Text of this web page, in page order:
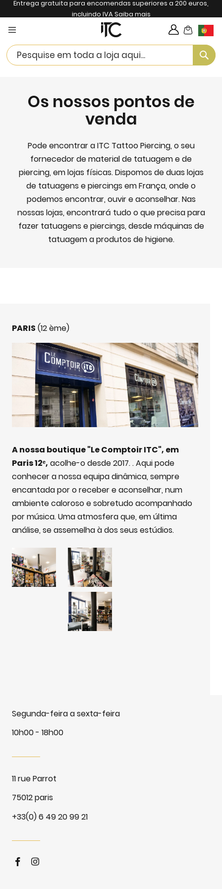
Entrega gratuita para encomendas superiores a 200 euros,
incluindo IVASaiba mais
My Cart
Os nossos pontos de
venda
Pode encontrar a ITC Tattoo Piercing, o seu
fornecedor de material de tatuagem e de
piercing, em lojas físicas. Dispomos de duas lojas
de tatuagens e piercings em França, onde o
podemos encontrar, ouvir e aconselhar. Nas
nossas lojas, encontrará tudo o que precisa para
fazer tatuagens e piercings, desde máquinas de
tatuagem a produtos de higiene.
PARIS (12 ème)
A nossa boutique "Le Comptoir ITC", em
Paris 12ᵉ, acolhe-o desde 2017. . Aqui pode
conhecer a nossa equipa dinâmica, sempre
encantada por o receber e aconselhar, num
ambiente caloroso e sobretudo acompanhado
por música. Uma atmosfera que, em última
análise, se assemelha à dos seus estúdios.
Segunda-feira a sexta-feira
10h00 - 18h00
11 rue Parrot
75012 paris
+33(0) 6 49 20 99 21